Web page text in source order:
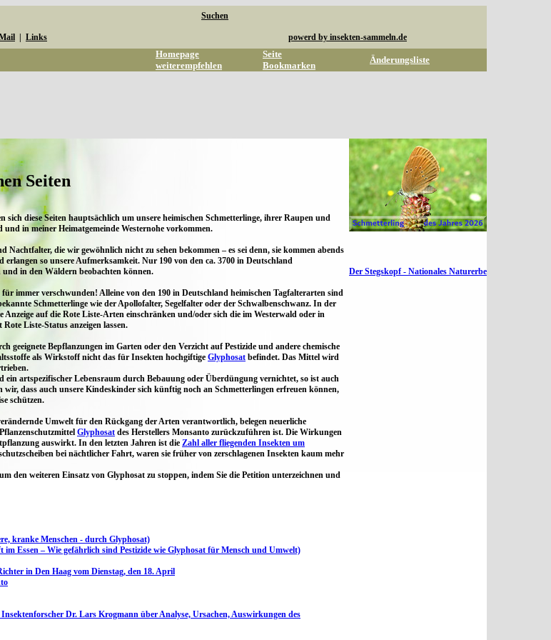
Suchen
Links powerd by insekten-sammeln.de
Homepage
weiterempfehlen
Seite
Bookmarken
Änderungsliste
Seiten
diese Seiten hauptsächlich um unsere heimischen Schmetterlinge, ihrer Raupen und
in meiner Heimatgemeinde Westernohe vorkommen.
die wir gewöhnlich nicht zu sehen bekommen – es sei denn, sie kommen abends
so unsere Aufmerksamkeit. Nur 190 von den ca. 3700 in Deutschland
in den Wäldern beobachten können.
immer verschwunden! Alleine von den 190 in Deutschland heimischen Tagfalterarten sind
Schmetterlinge wie der Apollofalter, Segelfalter oder der Schwalbenschwanz. In der
auf die Rote Liste-Arten einschränken und/oder sich die im Westerwald oder in
Liste-Status anzeigen lassen.
Bepflanzungen im Garten oder den Verzicht auf Pestizide und andere chemische
als Wirkstoff nicht das für Insekten hochgiftige Glyphosat befindet. Das Mittel wird
artspezifischer Lebensraum durch Bebauung oder Überdüngung vernichtet, so ist auch
dass auch unsere Kindeskinder sich künftig noch an Schmetterlingen erfreuen können,
schützen.
Umwelt für den Rückgang der Arten verantwortlich, belegen neuerliche
Glyphosat des Herstellers Monsanto zurückzuführen ist. Die Wirkungen
auswirkt. In den letzten Jahren ist die Zahl aller fliegenden Insekten um
bei nächtlicher Fahrt, waren sie früher von zerschlagenen Insekten kaum mehr
den weiteren Einsatz von Glyphosat zu stoppen, indem Sie die Petition unterzeichnen und
kranke Menschen - durch Glyphosat)
Essen – Wie gefährlich sind Pestizide wie Glyphosat für Mensch und Umwelt)
in Den Haag vom Dienstag, den 18. April
Dr. Lars Krogmann über Analyse, Ursachen, Auswirkungen des
Der Stegskopf - Nationales Naturerbe